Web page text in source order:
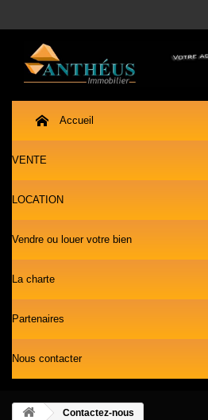
Accueil
VENTE
LOCATION
Vendre ou louer votre bien
La charte
Partenaires
Nous contacter
Contactez-nous